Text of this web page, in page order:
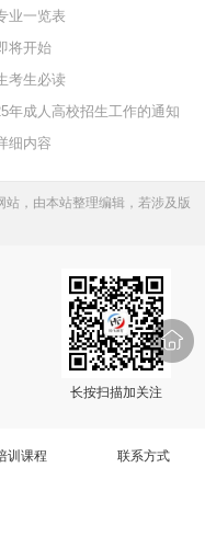
业一览表
将开始
考生必读
年成人高校招生工作的通知
细内容
，由本站整理编辑，若涉及版
长按扫描加关注
训课程 联系方式